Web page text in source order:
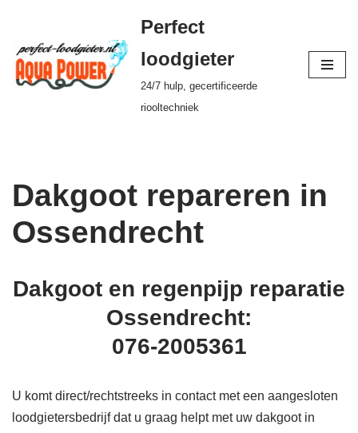
Ga
naar
de
Perfect
loodgieter
24/7 hulp, gecertificeerde
riooltechniek
Dakgoot repareren in
Ossendrecht
Dakgoot en regenpijp reparatie
Ossendrecht:
076-2005361
U komt direct/rechtstreeks in contact met een aangesloten
loodgietersbedrijf dat u graag helpt met uw dakgoot in